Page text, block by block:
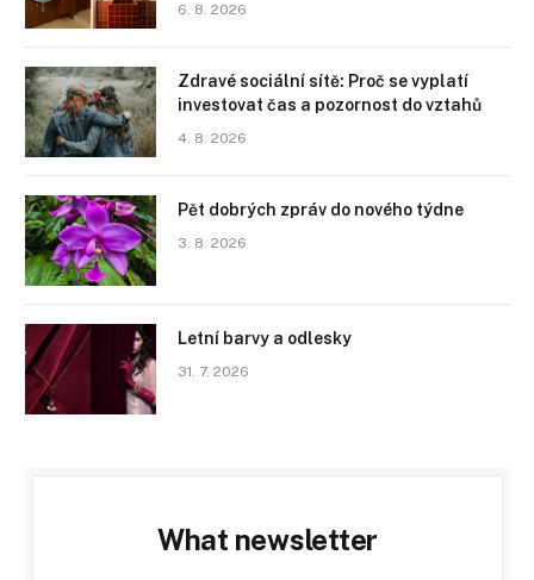
6. 8. 2026
Zdravé sociální sítě: Proč se vyplatí
investovat čas a pozornost do vztahů
4. 8. 2026
Pět dobrých zpráv do nového týdne
3. 8. 2026
Letní barvy a odlesky
31. 7. 2026
What newsletter